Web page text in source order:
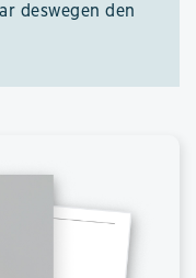
deswegen den